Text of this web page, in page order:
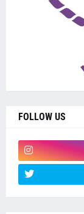
FOLLOW US